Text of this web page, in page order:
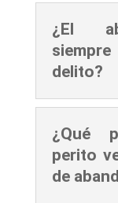
¿El
delito?
¿Qué
perito
de